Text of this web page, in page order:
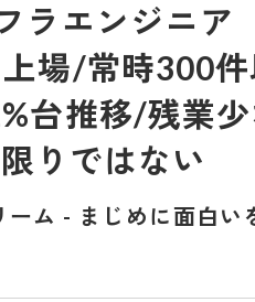
ラエンジニア
場/常時300
台推移/残業
りではない
ーム - まじめに面白い